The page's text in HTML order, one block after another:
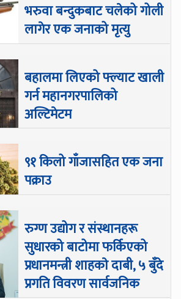
भरुवा बन्दुकबाट चलेको गोली
लागेर एक जनाको मृत्यु
बहालमा लिएको फ्ल्याट खाली
गर्न महानगरपालिको
अल्टिमेटम
९१ किलो गाँजासहित एक जना
पक्राउ
रुग्ण उद्योग र संस्थानहरू
सुधारको बाटोमा फर्किएको
प्रधानमन्त्री शाहकाे दाबी, ५ बुँदे
प्रगति विवरण सार्वजनिक